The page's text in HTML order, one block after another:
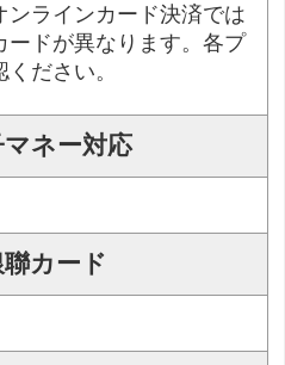
ンラインカード決済では
ードが異なります。各プ
ださい。
ネー対応
カード